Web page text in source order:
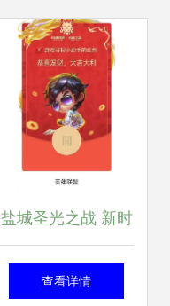
盐城圣光之战 新时
代的云计算与本地
查看详情